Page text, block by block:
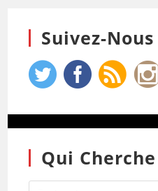
Suivez-
Qui